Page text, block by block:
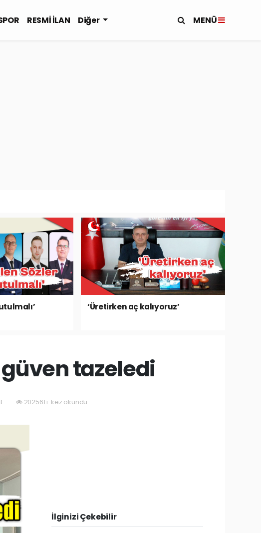
RESMİ İLAN Diğer MENÜ
‘Üretirken aç kalıyoruz’
tazeledi
202561+ kez okundu.
İlginizi Çekebilir